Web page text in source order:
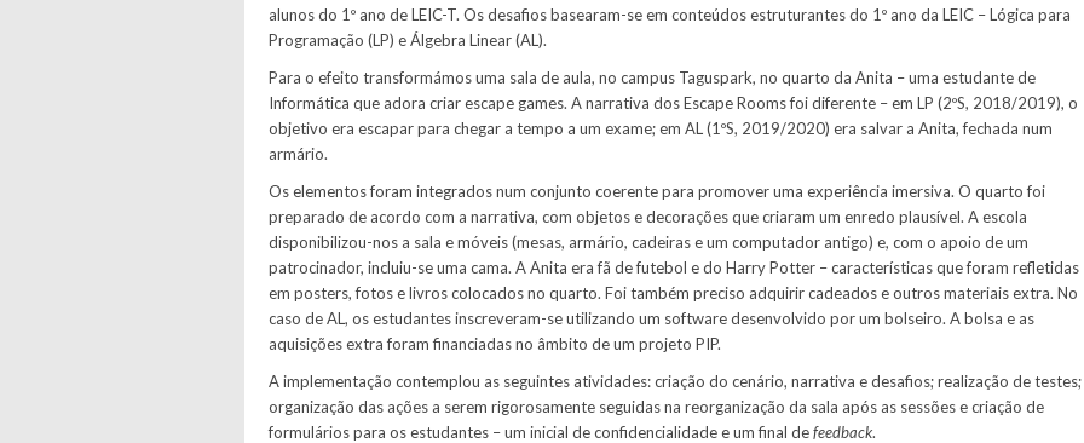
alunos do 1º ano de LEIC-T. Os desafios basearam-se em conteúdos estruturantes do 1º ano da LEIC – Lógica para
Programação (LP) e Álgebra Linear (AL).
Para o efeito transformámos uma sala de aula, no campus Taguspark, no quarto da Anita – uma estudante de
Informática que adora criar escape games. A narrativa dos Escape Rooms foi diferente – em LP (2ºS, 2018/2019), o
objetivo era escapar para chegar a tempo a um exame; em AL (1ºS, 2019/2020) era salvar a Anita, fechada num
armário.
Os elementos foram integrados num conjunto coerente para promover uma experiência imersiva. O quarto foi
preparado de acordo com a narrativa, com objetos e decorações que criaram um enredo plausível. A escola
disponibilizou-nos a sala e móveis (mesas, armário, cadeiras e um computador antigo) e, com o apoio de um
patrocinador, incluiu-se uma cama. A Anita era fã de futebol e do Harry Potter – características que foram refletidas
em posters, fotos e livros colocados no quarto. Foi também preciso adquirir cadeados e outros materiais extra. No
caso de AL, os estudantes inscreveram-se utilizando um software desenvolvido por um bolseiro. A bolsa e as
aquisições extra foram financiadas no âmbito de um projeto PIP.
A implementação contemplou as seguintes atividades: criação do cenário, narrativa e desafios; realização de testes;
organização das ações a serem rigorosamente seguidas na reorganização da sala após as sessões e criação de
formulários para os estudantes – um inicial de confidencialidade e um final defeedback.